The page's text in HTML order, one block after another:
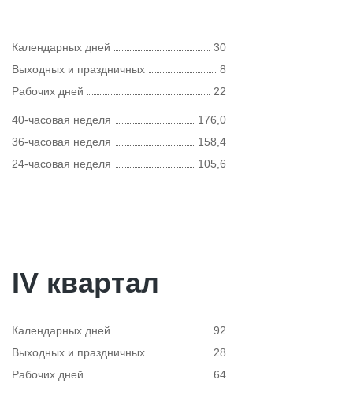
Календарных дней
30
Выходных и праздничных
8
Рабочих дней
22
40-часовая неделя
176,0
36-часовая неделя
158,4
24-часовая неделя
105,6
IV квартал
Календарных дней
92
Выходных и праздничных
28
Рабочих дней
64